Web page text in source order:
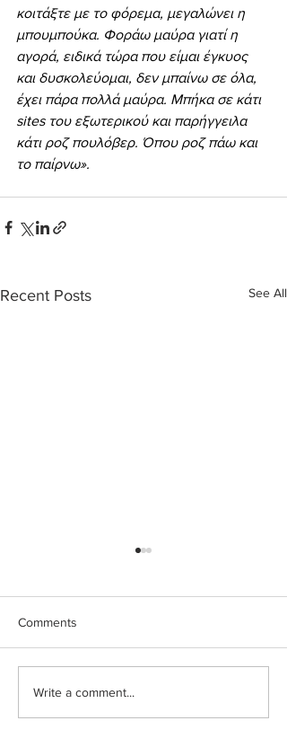
κοιτάξτε με το φόρεμα, μεγαλώνει η
μπουμπούκα. Φοράω μαύρα γιατί η
αγορά, ειδικά τώρα που είμαι έγκυος
και δυσκολεύομαι, δεν μπαίνω σε όλα,
έχει πάρα πολλά μαύρα. Μπήκα σε κάτι
sites του εξωτερικού και παρήγγειλα
κάτι ροζ πουλόβερ. Όπου ροζ πάω και
το παίρνω».
Recent Posts See All
Ευρυδίκη Βαλαβάνη: Η
δημόσια εξομολόγηση
Comments
Write a comment...